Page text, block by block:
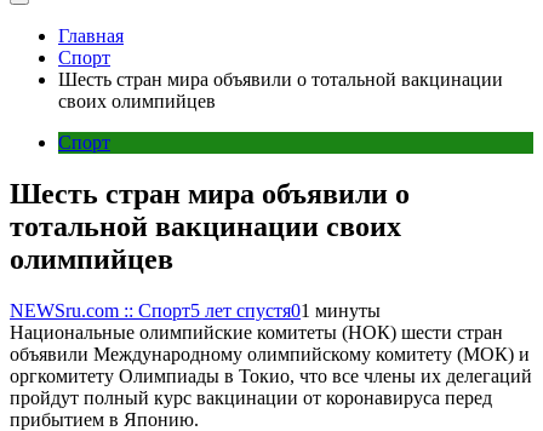
Главная
Спорт
Шесть стран мира объявили о тотальной вакцинации
своих олимпийцев
Спорт
Шесть стран мира объявили о
тотальной вакцинации своих
олимпийцев
NEWSru.com :: Спорт5 лет спустя01 минуты
Национальные олимпийские комитеты (НОК) шести стран
объявили Международному олимпийскому комитету (МОК) и
оргкомитету Олимпиады в Токио, что все члены их делегаций
пройдут полный курс вакцинации от коронавируса перед
прибытием в Японию.